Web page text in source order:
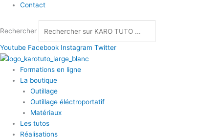
Contact
Rechercher
Youtube Facebook Instagram Twitter
Formations en ligne
La boutique
Outillage
Outillage éléctroportatif
Matériaux
Les tutos
Réalisations